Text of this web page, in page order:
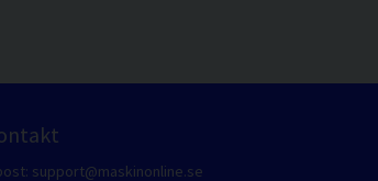
support@maskinonline.se